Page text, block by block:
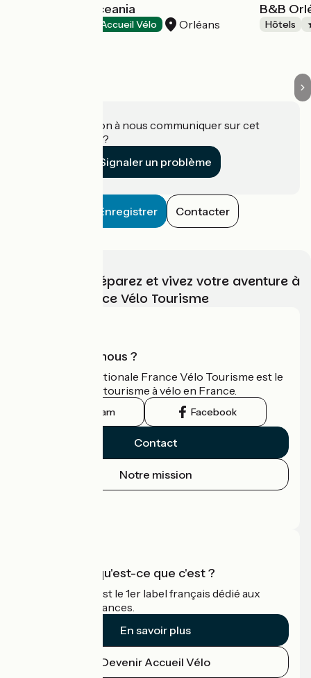
Hôtel Escale Oceania
Accueil Vélo Orléans
B&B
Hôtels
Une information à nous communiquer sur cet
établissement ?
Signaler un problème
Enregistrer Contacter
Choisissez, préparez et vivez votre aventure à
vélo avec France Vélo Tourisme
Qui sommes-nous ?
L'association nationale France Vélo Tourisme est le
guide officiel du tourisme à vélo en France.
Instagram Facebook
Contact
Notre mission
Accueil Vélo qu'est-ce que c'est ?
Accueil Vélo c'est le 1er label français dédié aux
cyclistes en vacances.
En savoir plus
Devenir Accueil Vélo